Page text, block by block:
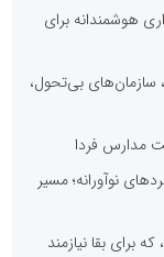
هوشمندانه برای
سازمان‌های بی‌تحول،
مدارس فردا
نوآورانه؛ مسیر
برای بقا نیازمند